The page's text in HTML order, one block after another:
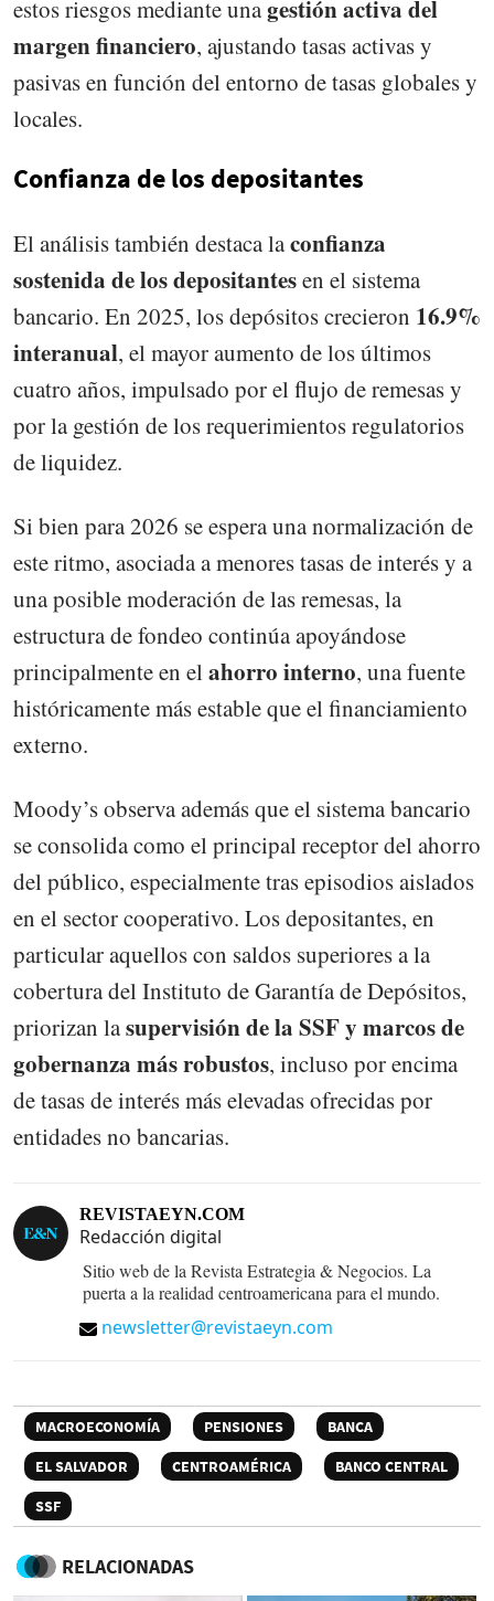
estos riesgos mediante unagestión activa del
margen financiero, ajustando tasas activas y
pasivas en función del entorno de tasas globales y
locales.
Confianza de los depositantes
El análisis también destaca laconfianza
sostenida de los depositantesen el sistema
bancario. En 2025, los depósitos crecieron 16.9%
interanual, el mayor aumento de los últimos
cuatro años, impulsado por el flujo de remesas y
por la gestión de los requerimientos regulatorios
de liquidez.
Si bien para 2026 se espera una normalización de
este ritmo, asociada a menores tasas de interés y a
una posible moderación de las remesas, la
estructura de fondeo continúa apoyándose
principalmente en elahorro interno, una fuente
históricamente más estable que el financiamiento
externo.
Moody’s observa además que el sistema bancario
se consolida como el principal receptor del ahorro
del público, especialmente tras episodios aislados
en el sector cooperativo. Los depositantes, en
particular aquellos con saldos superiores a la
cobertura del Instituto de Garantía de Depósitos,
priorizan lasupervisión de la SSF y marcos de
gobernanza más robustos, incluso por encima
de tasas de interés más elevadas ofrecidas por
entidades no bancarias.
REVISTAEYN.COM
Redacción digital
Sitio web de la Revista Estrategia & Negocios. La
puerta a la realidad centroamericana para el mundo.
newsletter@revistaeyn.com
MACROECONOMÍA PENSIONES
BANCA
EL SALVADOR
CENTROAMÉRICA
BANCO CENTRAL
SSF
RELACIONADAS